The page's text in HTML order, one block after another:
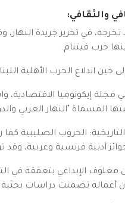
والثقافي:
في تحرير جريدة النهار،
حرب فيتنام.
اللبنانية في العام 1975 حيث انتقل في العام 1976، للحياة في
إيكونوميا الاقتصادية،
المسماة "النهار العربي
أدبية فرنسية وعربية،
معلوف الإبداعي بتعمقه في
أن أعماله تضمنت دراسات